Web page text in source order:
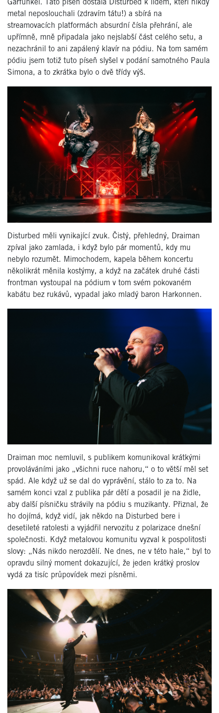
Garfunkel. Tato píseň dostala Disturbed k lidem, kteří nikdy
metal neposlouchali (zdravím tátu!) a sbírá na
streamovacích platformách absurdní čísla přehrání, ale
upřímně, mně připadala jako nejslabší část celého setu, a
nezachránil to ani zapálený klavír na pódiu. Na tom samém
pódiu jsem totiž tuto píseň slyšel v podání samotného Paula
Simona, a to zkrátka bylo o dvě třídy výš.
Disturbed měli vynikající zvuk. Čistý, přehledný, Draiman
zpíval jako zamlada, i když bylo pár momentů, kdy mu
nebylo rozumět. Mimochodem, kapela během koncertu
několikrát měnila kostýmy, a když na začátek druhé části
frontman vystoupal na pódium v tom svém pokovaném
kabátu bez rukávů, vypadal jako mladý baron Harkonnen.
Draiman moc nemluvil, s publikem komunikoval krátkými
provoláváními jako „všichni ruce nahoru,“ o to větší měl set
spád. Ale když už se dal do vyprávění, stálo to za to. Na
samém konci vzal z publika pár dětí a posadil je na židle,
aby další písničku strávily na pódiu s muzikanty. Přiznal, že
ho dojímá, když vidí, jak někdo na Disturbed bere i
desetileté ratolesti a vyjádřil nervozitu z polarizace dnešní
společnosti. Když metalovou komunitu vyzval k pospolitosti
slovy: „Nás nikdo nerozdělí. Ne dnes, ne v této hale,“ byl to
opravdu silný moment dokazující, že jeden krátký proslov
vydá za tisíc průpovídek mezi písněmi.